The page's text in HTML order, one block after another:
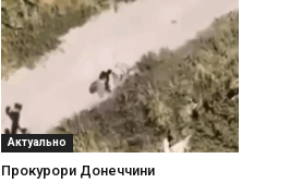
Актуально
Прокурори Донеччини